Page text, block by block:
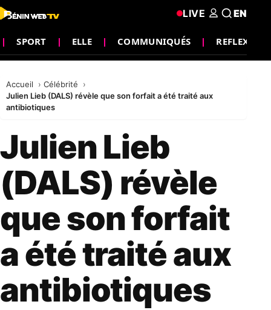
SPORT ELLE COMMUNIQUÉS REFLEXION
LIVE EN
Accueil
Célébrité
Julien Lieb (DALS) révèle que son forfait a été traité aux
antibiotiques
Julien Lieb
(DALS) révèle
que son forfait
a été traité aux
antibiotiques